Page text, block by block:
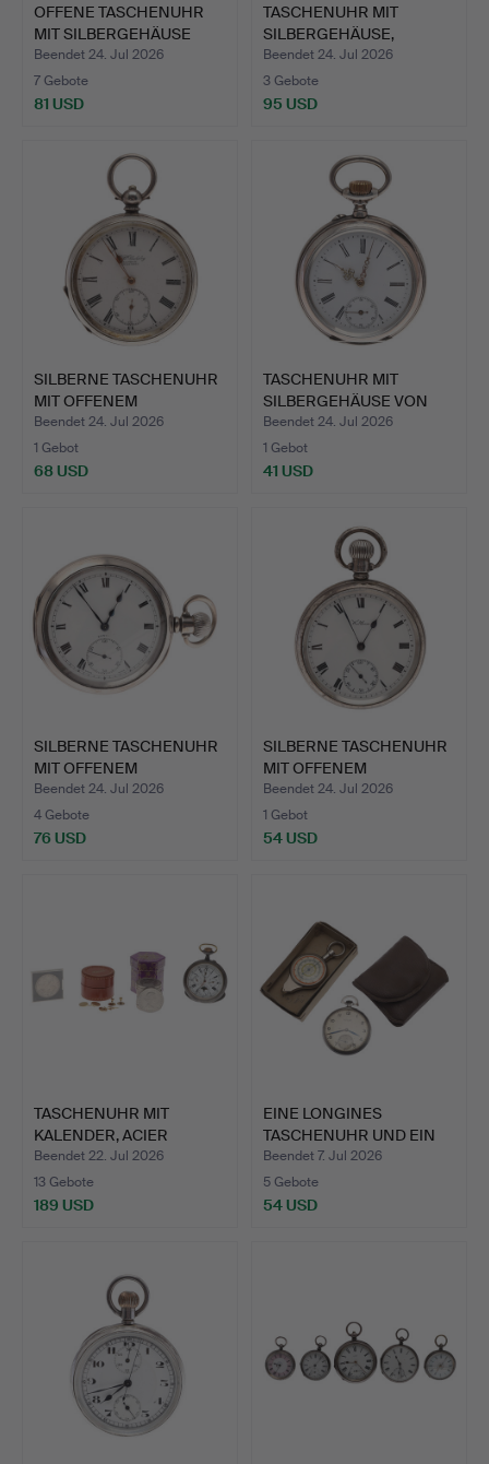
OFFENE TASCHENUHR
MIT SILBERGEHÄUSE
VON BR…
Beendet 24. Jul 2026
7 Gebote
81 USD
TASCHENUHR MIT
SILBERGEHÄUSE,
VIKTORIANISC…
Beendet 24. Jul 2026
3 Gebote
95 USD
SILBERNE TASCHENUHR
MIT OFFENEM
ZIFFERBLAT…
Beendet 24. Jul 2026
1 Gebot
68 USD
TASCHENUHR MIT
SILBERGEHÄUSE VON
MINERVA.
Beendet 24. Jul 2026
1 Gebot
41 USD
SILBERNE TASCHENUHR
MIT OFFENEM
ZIFFERBLAT…
Beendet 24. Jul 2026
4 Gebote
76 USD
SILBERNE TASCHENUHR
MIT OFFENEM
ZIFFERBLAT…
Beendet 24. Jul 2026
1 Gebot
54 USD
TASCHENUHR MIT
KALENDER, ACIER
GARANTI.
Beendet 22. Jul 2026
13 Gebote
189 USD
EINE LONGINES
TASCHENUHR UND EIN
ENBEECO K…
Beendet 7. Jul 2026
5 Gebote
54 USD